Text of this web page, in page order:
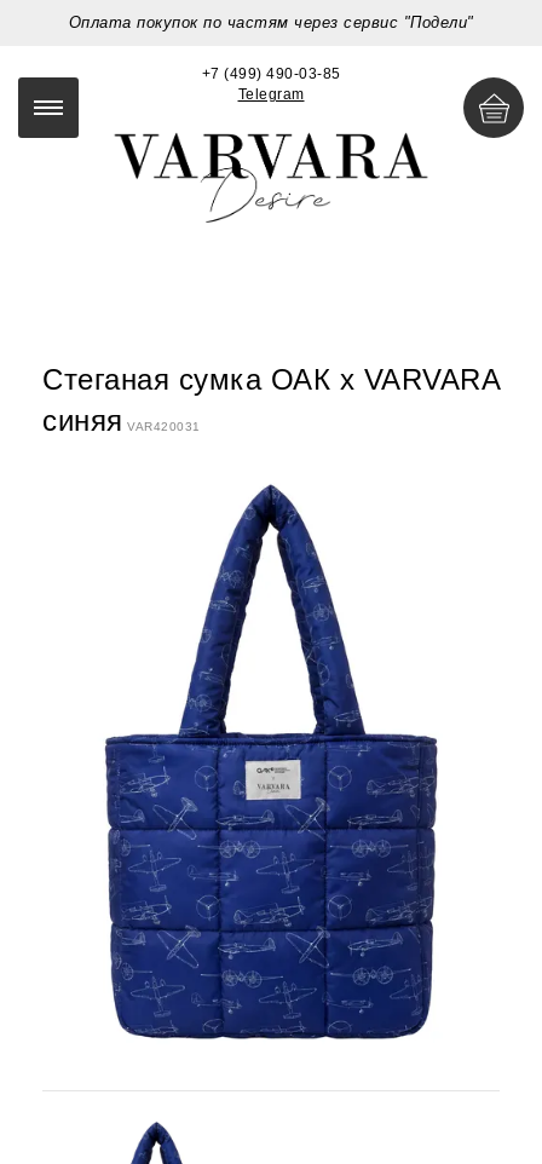
Оплата покупок по частям через сервис "Подели"
+7 (499) 490-03-85
Telegram
Стеганая сумка ОАК х VARVARA
синяя VAR420031